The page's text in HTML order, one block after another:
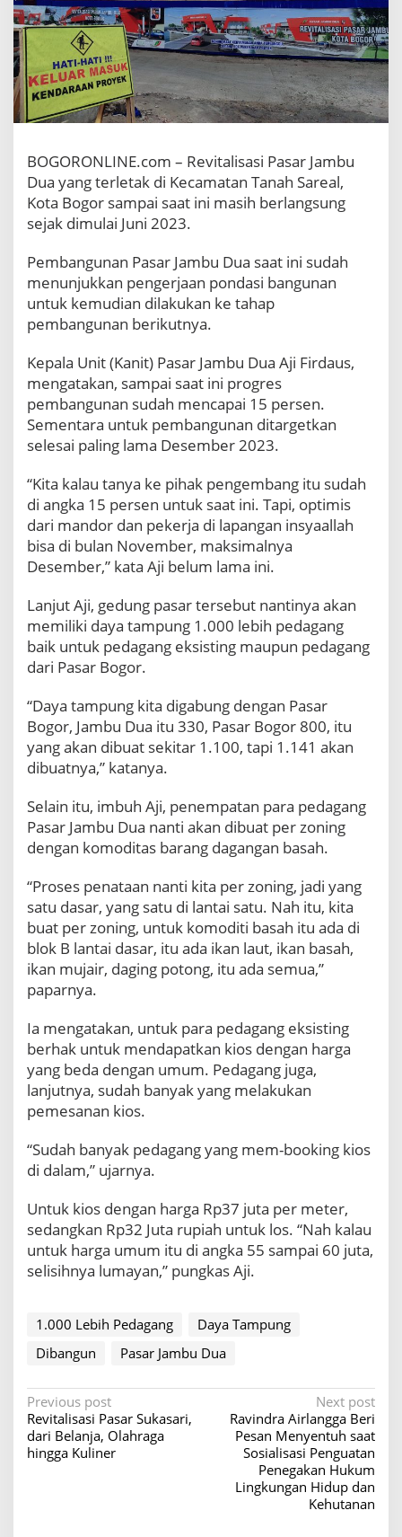
u
n
g
P
a
s
a
r
a
m
u
D
a
1
.
0
0
L
e
b
h
P
d
a
g
a
n
g
BOGORONLINE.com – Revitalisasi Pasar Jambu
Dua yang terletak di Kecamatan Tanah Sareal,
Kota Bogor sampai saat ini masih berlangsung
sejak dimulai Juni 2023.
Pembangunan Pasar Jambu Dua saat ini sudah
menunjukkan pengerjaan pondasi bangunan
untuk kemudian dilakukan ke tahap
pembangunan berikutnya.
Kepala Unit (Kanit) Pasar Jambu Dua Aji Firdaus,
mengatakan, sampai saat ini progres
pembangunan sudah mencapai 15 persen.
Sementara untuk pembangunan ditargetkan
selesai paling lama Desember 2023.
“Kita kalau tanya ke pihak pengembang itu sudah
di angka 15 persen untuk saat ini. Tapi, optimis
dari mandor dan pekerja di lapangan insyaallah
bisa di bulan November, maksimalnya
Desember,” kata Aji belum lama ini.
Lanjut Aji, gedung pasar tersebut nantinya akan
memiliki daya tampung 1.000 lebih pedagang
baik untuk pedagang eksisting maupun pedagang
dari Pasar Bogor.
“Daya tampung kita digabung dengan Pasar
Bogor, Jambu Dua itu 330, Pasar Bogor 800, itu
yang akan dibuat sekitar 1.100, tapi 1.141 akan
dibuatnya,” katanya.
Selain itu, imbuh Aji, penempatan para pedagang
Pasar Jambu Dua nanti akan dibuat per zoning
dengan komoditas barang dagangan basah.
“Proses penataan nanti kita per zoning, jadi yang
satu dasar, yang satu di lantai satu. Nah itu, kita
buat per zoning, untuk komoditi basah itu ada di
blok B lantai dasar, itu ada ikan laut, ikan basah,
ikan mujair, daging potong, itu ada semua,”
paparnya.
Ia mengatakan, untuk para pedagang eksisting
berhak untuk mendapatkan kios dengan harga
yang beda dengan umum. Pedagang juga,
lanjutnya, sudah banyak yang melakukan
pemesanan kios.
“Sudah banyak pedagang yang mem-booking kios
di dalam,” ujarnya.
Untuk kios dengan harga Rp37 juta per meter,
sedangkan Rp32 Juta rupiah untuk los. “Nah kalau
untuk harga umum itu di angka 55 sampai 60 juta,
selisihnya lumayan,” pungkas Aji.
1.000 Lebih Pedagang
Daya Tampung
Dibangun
Pasar Jambu Dua
P
o
s
Previous post
Revitalisasi Pasar Sukasari,
dari Belanja, Olahraga
hingga Kuliner
Next post
Ravindra Airlangga Beri
Pesan Menyentuh saat
Sosialisasi Penguatan
Penegakan Hukum
Lingkungan Hidup dan
Kehutanan